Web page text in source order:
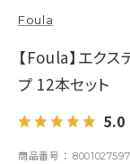
Foula
【Foula】エク
プ 12本セット
5.0
商品番号 8001027597